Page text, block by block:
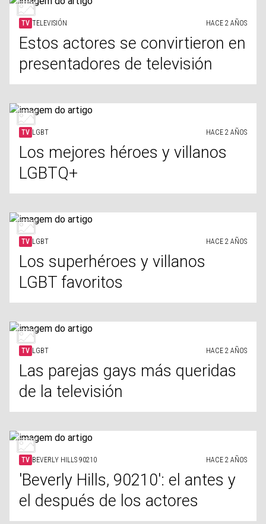
TV TELEVISIÓN HACE 2 AÑOS
Estos actores se convirtieron en
presentadores de televisión
TV LGBT HACE 2 AÑOS
Los mejores héroes y villanos
LGBTQ+
TV LGBT HACE 2 AÑOS
Los superhéroes y villanos
LGBT favoritos
TV LGBT HACE 2 AÑOS
Las parejas gays más queridas
de la televisión
TV BEVERLY HILLS 90210 HACE 2 AÑOS
'Beverly Hills, 90210': el antes y
el después de los actores